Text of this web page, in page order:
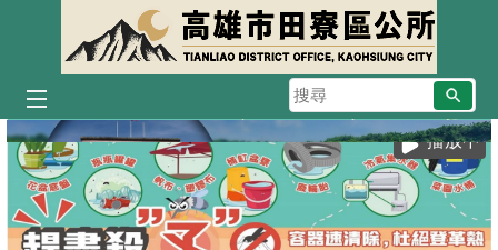
跳到主要內容區塊
搜
尋
播放中